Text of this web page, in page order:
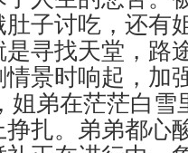
子讨吃，还有
寻找天堂，路
景时响起，加
姐弟在茫茫白
扎。弟弟都心